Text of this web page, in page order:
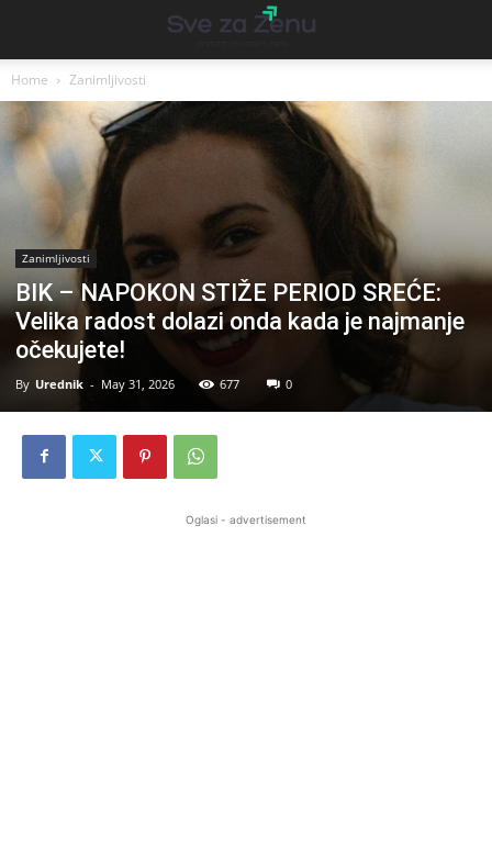
Home Zanimljivosti
Zanimljivosti
BIK – NAPOKON STIŽE PERIOD SREĆE:
Velika radost dolazi onda kada je najmanje
očekujete!
By Urednik - May 31, 2026 677 0
Oglasi - advertisement